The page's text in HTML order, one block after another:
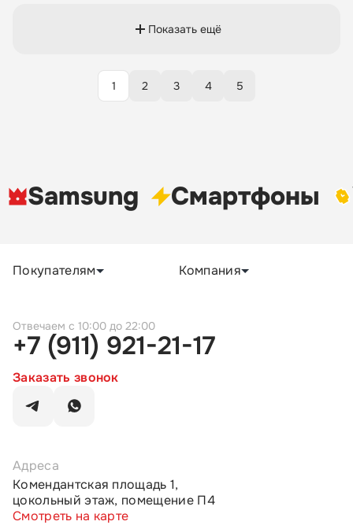
Показать ещё
1 2 3 4 5
Samsung Cмартфоны
Покупателям Компания
c 10:00 до 22:00
+7 (911) 921-21-17
Заказать звонок
Адреса
Комендантская площадь 1,
цокольный этаж, помещение П4
Смотреть на карте